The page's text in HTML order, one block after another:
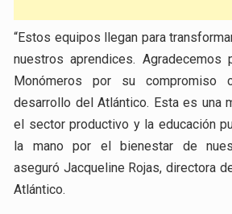
“Estos equipos llegan para
nuestros aprendices. Agradecemos
Monómeros por su compromiso
desarrollo del Atlántico. Esta es una
el sector productivo y la educación
la mano por el bienestar de
aseguró Jacqueline Rojas, directora
Atlántico.